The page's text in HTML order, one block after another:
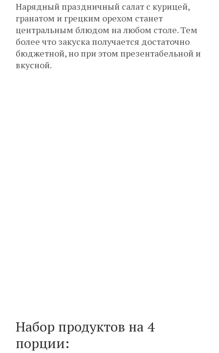
Нарядный праздничный салат с курицей,
гранатом и грецким орехом станет
центральным блюдом на любом столе. Тем
более что закуска получается достаточно
бюджетной, но при этом презентабельной и
вкусной.
Набор продуктов на 4
порции: